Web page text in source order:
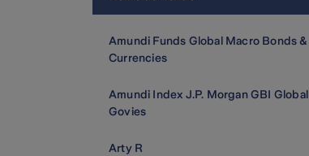
Amundi Funds Global Macro Bonds &
Currencies
Amundi Index J.P. Morgan GBI Global
Govies
Arty R